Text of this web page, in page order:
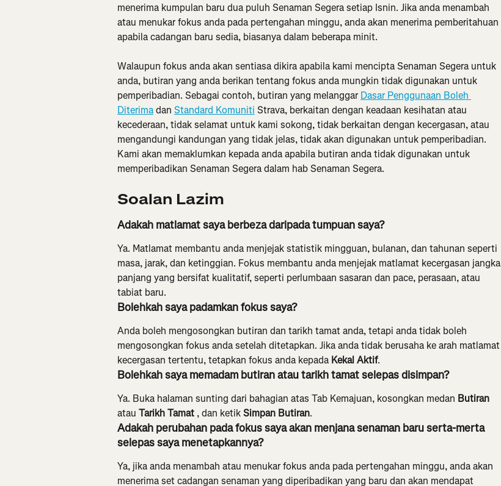
menerima kumpulan baru dua puluh Senaman Segera setiap Isnin. Jika anda menambah
atau menukar fokus anda pada pertengahan minggu, anda akan menerima pemberitahuan
apabila cadangan baru sedia, biasanya dalam beberapa minit.
Walaupun fokus anda akan sentiasa dikira apabila kami mencipta Senaman Segera untuk
anda, butiran yang anda berikan tentang fokus anda mungkin tidak digunakan untuk
pemperibadian. Sebagai contoh, butiran yang melanggar Dasar Penggunaan Boleh
Diterima dan Standard Komuniti Strava, berkaitan dengan keadaan kesihatan atau
kecederaan, tidak selamat untuk kami sokong, tidak berkaitan dengan kecergasan, atau
mengandungi kandungan yang tidak jelas, tidak akan digunakan untuk pemperibadian.
Kami akan memaklumkan kepada anda apabila butiran anda tidak digunakan untuk
memperibadikan Senaman Segera dalam hab Senaman Segera.
Soalan Lazim
Adakah matlamat saya berbeza daripada tumpuan saya?
Ya. Matlamat membantu anda menjejak statistik mingguan, bulanan, dan tahunan seperti
masa, jarak, dan ketinggian. Fokus membantu anda menjejak matlamat kecergasan jangka
panjang yang bersifat kualitatif, seperti perlumbaan sasaran dan pace, perasaan, atau
tabiat baru.
Bolehkah saya padamkan fokus saya?
Anda boleh mengosongkan butiran dan tarikh tamat anda, tetapi anda tidak boleh
mengosongkan fokus anda setelah ditetapkan. Jika anda tidak berusaha ke arah matlamat
kecergasan tertentu, tetapkan fokus anda kepada Kekal Aktif.
Bolehkah saya memadam butiran atau tarikh tamat selepas disimpan?
Ya. Buka halaman sunting dari bahagian atas Tab Kemajuan, kosongkan medan Butiran
atau Tarikh Tamat , dan ketik Simpan Butiran.
Adakah perubahan pada fokus saya akan menjana senaman baru serta-merta
selepas saya menetapkannya?
Ya, jika anda menambah atau menukar fokus anda pada pertengahan minggu, anda akan
menerima set cadangan senaman yang diperibadikan yang baru dan akan mendapat